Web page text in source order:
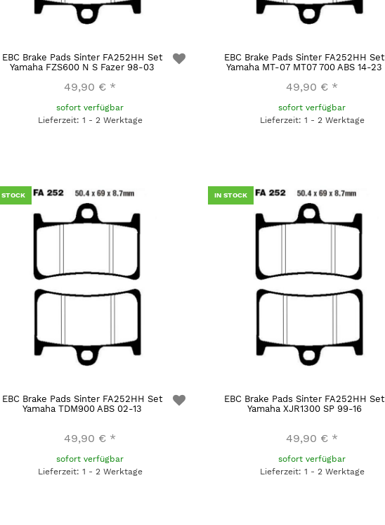
EBC Brake Pads Sinter FA252HH Set
Yamaha FZS600 N S Fazer 98-03
49,90 € *
sofort verfügbar
Lieferzeit: 1 - 2 Werktage
EBC Brake Pads Sinter FA252HH Set
Yamaha MT-07 MT07 700 ABS 14-23
49,90 € *
sofort verfügbar
Lieferzeit: 1 - 2 Werktage
STOCK
EBC Brake Pads Sinter FA252HH Set
Yamaha TDM900 ABS 02-13
49,90 € *
sofort verfügbar
Lieferzeit: 1 - 2 Werktage
IN STOCK
EBC Brake Pads Sinter FA252HH Set
Yamaha XJR1300 SP 99-16
49,90 € *
sofort verfügbar
Lieferzeit: 1 - 2 Werktage